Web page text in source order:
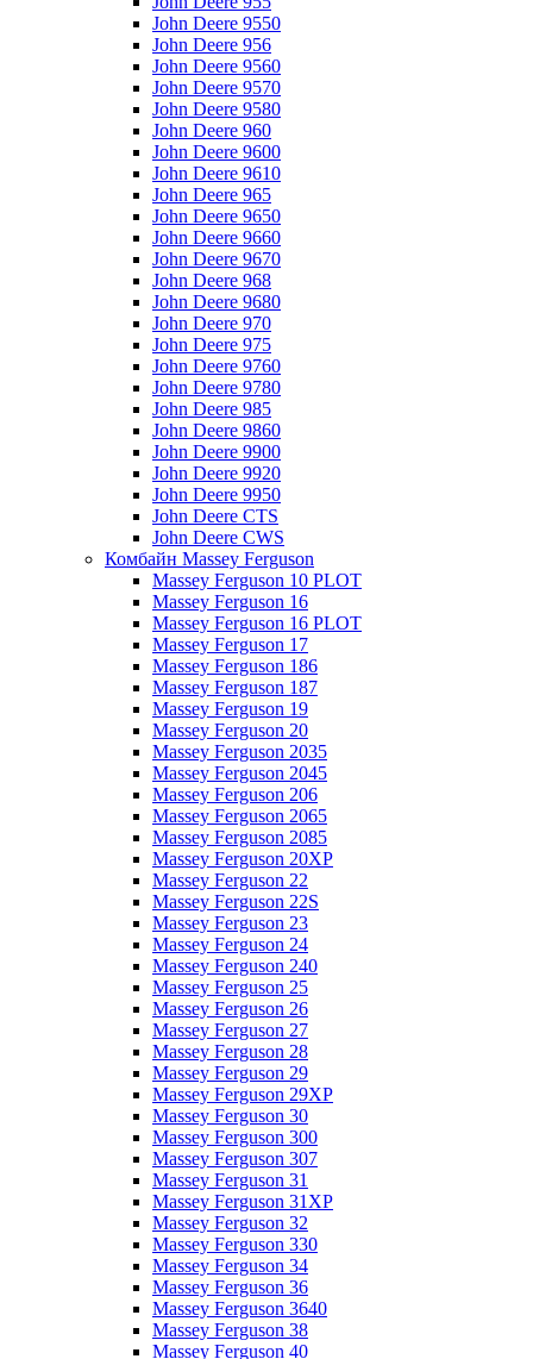
John Deere 9550
John Deere 956
John Deere 9560
John Deere 9570
John Deere 9580
John Deere 960
John Deere 9600
John Deere 9610
John Deere 965
John Deere 9650
John Deere 9660
John Deere 9670
John Deere 968
John Deere 9680
John Deere 970
John Deere 975
John Deere 9760
John Deere 9780
John Deere 985
John Deere 9860
John Deere 9900
John Deere 9920
John Deere 9950
John Deere CTS
John Deere CWS
Комбайн Massey Ferguson
Massey Ferguson 10 PLOT
Massey Ferguson 16
Massey Ferguson 16 PLOT
Massey Ferguson 17
Massey Ferguson 186
Massey Ferguson 187
Massey Ferguson 19
Massey Ferguson 20
Massey Ferguson 2035
Massey Ferguson 2045
Massey Ferguson 206
Massey Ferguson 2065
Massey Ferguson 2085
Massey Ferguson 20XP
Massey Ferguson 22
Massey Ferguson 22S
Massey Ferguson 23
Massey Ferguson 24
Massey Ferguson 240
Massey Ferguson 25
Massey Ferguson 26
Massey Ferguson 27
Massey Ferguson 28
Massey Ferguson 29
Massey Ferguson 29XP
Massey Ferguson 30
Massey Ferguson 300
Massey Ferguson 307
Massey Ferguson 31
Massey Ferguson 31XP
Massey Ferguson 32
Massey Ferguson 330
Massey Ferguson 34
Massey Ferguson 36
Massey Ferguson 3640
Massey Ferguson 38
Massey Ferguson 40